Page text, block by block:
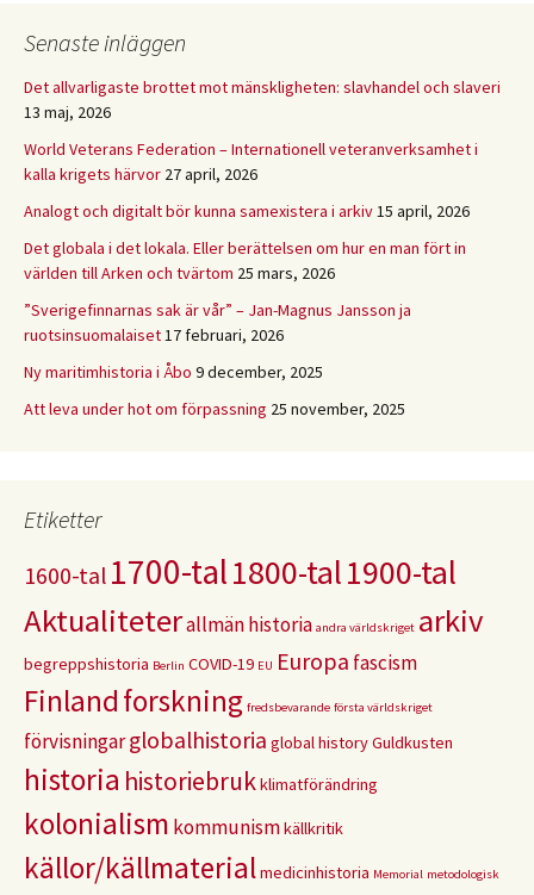
Senaste inläggen
Det allvarligaste brottet mot mänskligheten: slavhandel och slaveri
13 maj, 2026
World Veterans Federation – Internationell veteranverksamhet i
kalla krigets härvor 27 april, 2026
Analogt och digitalt bör kunna samexistera i arkiv15 april, 2026
Det globala i det lokala. Eller berättelsen om hur en man fört in
världen till Arken och tvärtom 25 mars, 2026
”Sverigefinnarnas sak är vår” – Jan-Magnus Jansson ja
ruotsinsuomalaiset17 februari, 2026
Ny maritimhistoria i Åbo 9 december, 2025
Att leva under hot om förpassning 25 november, 2025
Etiketter
1600-tal 1700-tal1800-tal1900-tal
Aktualiteterallmän historia andra världskriget arkiv
begreppshistoria Berlin COVID-19 EU Europa fascism
Finlandforskning fredsbevarande första världskriget
förvisningarglobalhistoria global historyGuldkusten
historia historiebrukklimatförändring
kolonialism kommunismkällkritik
källor/källmaterialmedicinhistoria Memorial metodologisk